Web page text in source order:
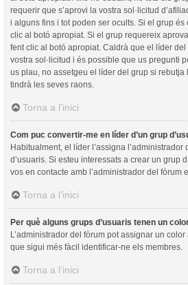
requerir que s’aprovi la vostra sol·licitud
i alguns fins i tot poden ser ocults. Si el grup
clic al botó apropiat. Si el grup requereix
fent clic al botó apropiat. Caldrà que el líder del
vostra sol·licitud i és possible que us pregunti
us plau, no assetgeu el líder del grup si rebutja
tindrà les seves raons.
Torna a l’inici
Com puc convertir-me en líder d’un grup
Habitualment, el líder l’assigna
d’usuaris. Si esteu interessats a crear un grup
vos en contacte amb l’administrador del fòrum
Torna a l’inici
Per què alguns grups d’usuaris tenen un
L’administrador del fòrum pot assignar un
que sigui més fàcil identificar-ne els membres.
Torna a l’inici